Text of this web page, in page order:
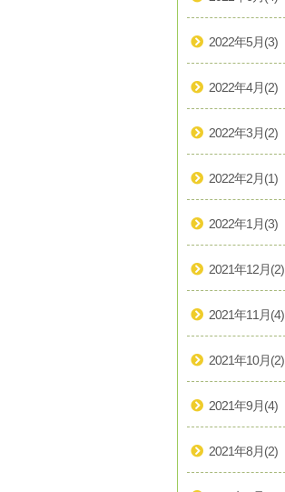
2022年5月(3)
2022年4月(2)
2022年3月(2)
2022年2月(1)
2022年1月(3)
2021年12月(2)
2021年11月(4)
2021年10月(2)
2021年9月(4)
2021年8月(2)